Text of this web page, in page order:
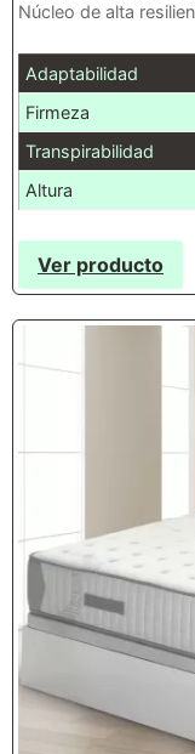
Núcleo de alta
Adaptabilidad
Firmeza
Transpirabilidad
Altura
Ver producto